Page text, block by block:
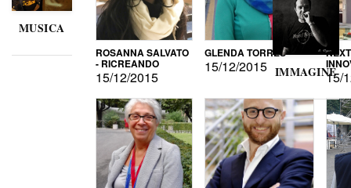
MUSICA
ROSANNA SALVATO
- RICREANDO
15/12/2015
GLENDA TORRES
15/12/2015
15/
IMMAGINE